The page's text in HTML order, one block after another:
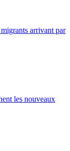
arrivant par
les nouveaux